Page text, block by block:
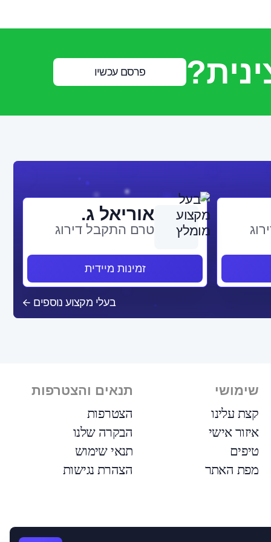
פרסם עכשיו
אוריאל ג.
טרם התקבל דירוג
זמינות מיידית
בעלי מקצוע נוספים
שימושי
קצת עלינו
איזור אישי
טיפים
מפת האתר
תנאים והצטרפות
הצטרפות
הבקרה שלנו
תנאי שימוש
הצהרת נגישות